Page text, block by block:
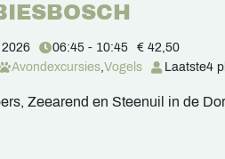
06:45 - 10:45
€ 42,50
Avondexcursies Vogels Laatste4
Zeearend en Steenuil in de